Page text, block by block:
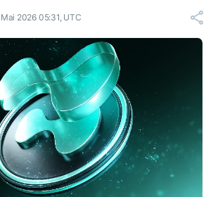
Mai 2026 05:31, UTC